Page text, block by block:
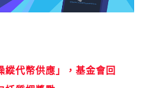
代幣供應」，基金會回